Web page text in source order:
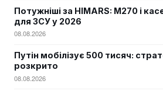
Потужніші за HIMARS: М270 і
для ЗСУ у 2026
08.08.2026
Путін мобілізує 500 тисяч:
розкрито
08.08.2026